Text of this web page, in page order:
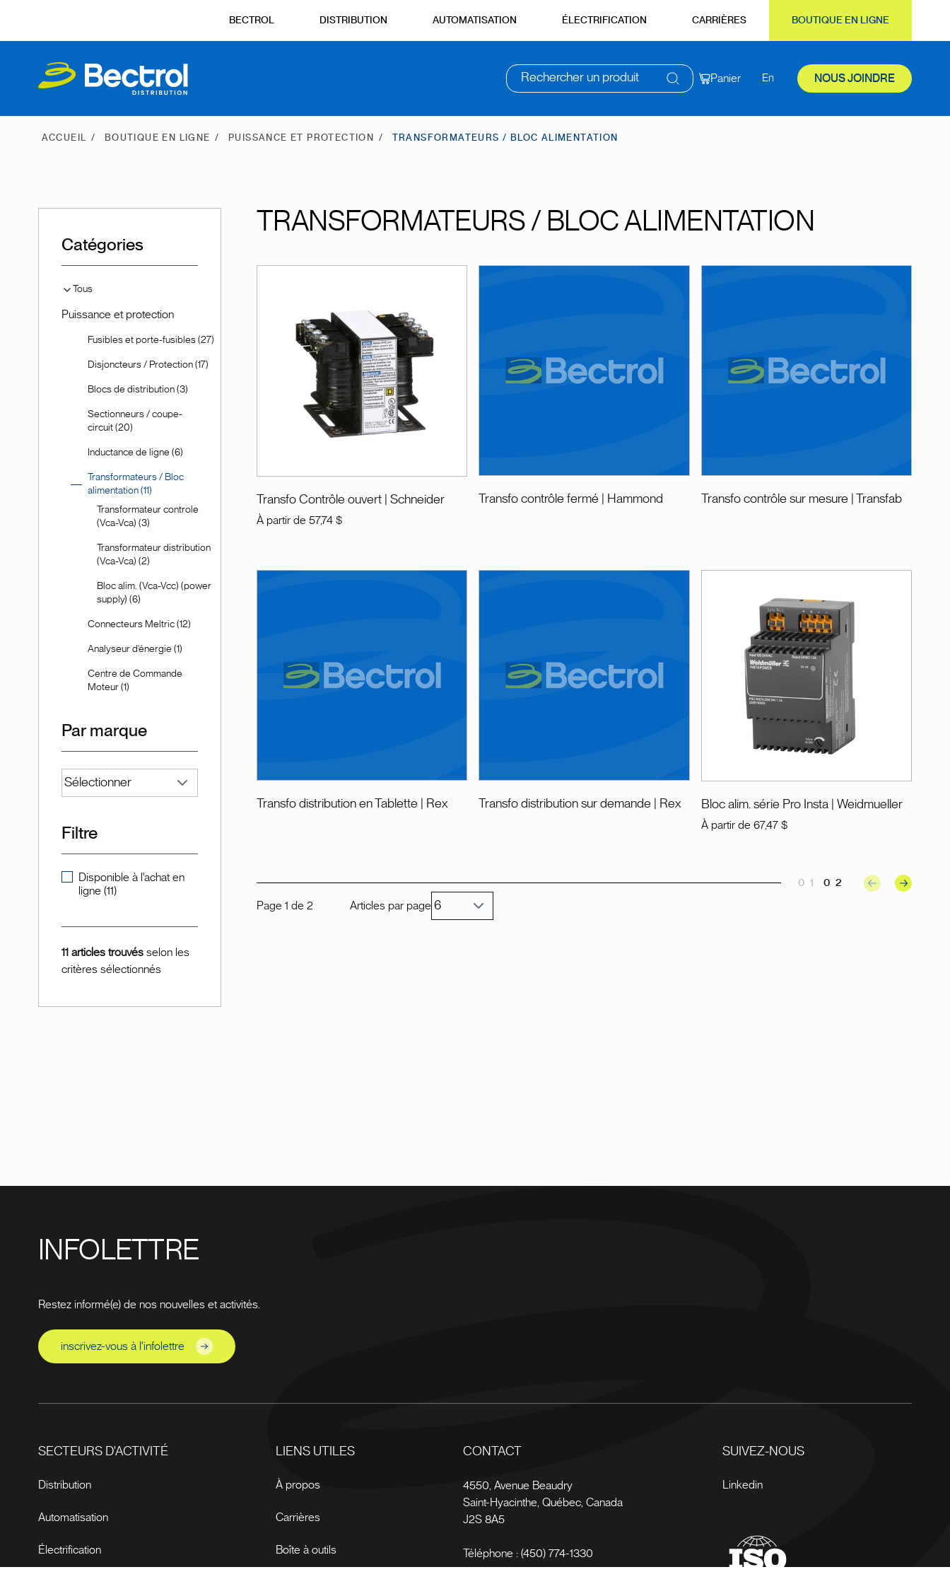
BECTROL DISTRIBUTION AUTOMATISATION ÉLECTRIFICATION CARRIÈRES BOUTIQUE EN LIGNE
Rechercher un produit Panier En NOUS JOINDRE
ACCUEIL BOUTIQUE EN LIGNE PUISSANCE ET PROTECTION TRANSFORMATEURS / BLOC ALIMENTATION
Catégories
Tous
Puissance et protection
Fusibles et porte-fusibles (27)
Disjoncteurs / Protection (17)
Blocs de distribution (3)
Sectionneurs / coupe-
circuit (20)
Inductance de ligne (6)
Transformateurs / Bloc
alimentation (11)
Transformateur controle
(Vca-Vca) (3)
Transformateur distribution
(Vca-Vca) (2)
Bloc alim. (Vca-Vcc) (power
supply) (6)
Connecteurs Meltric (12)
Analyseur d'énergie (1)
Centre de Commande
Moteur (1)
Par marque
Filtre
Disponible à l'achat en
ligne (11)
11 articles trouvés selon les
critères sélectionnés
TRANSFORMATEURS / BLOC ALIMENTATION
Transfo Contrôle ouvert | Schneider
À partir de 57,74 $
Transfo contrôle fermé | Hammond Transfo contrôle sur mesure | Transfab
Transfo distribution en Tablette | Rex Transfo distribution sur demande | Rex Bloc alim. série Pro Insta | Weidmueller
À partir de 67,47 $
01 02
Page 1 de 2 Articles par page
INFOLETTRE
Restez informé(e) de nos nouvelles et activités.
inscrivez-vous à l'infolettre
SECTEURS D'ACTIVITÉ
Distribution
Automatisation
Électrification
LIENS UTILES
À propos
Carrières
Boîte à outils
CONTACT
4550, Avenue Beaudry
Saint-Hyacinthe Québec Canada
J2S 8A5
Téléphone : (450) 774-1330
SUIVEZ-NOUS
Linkedin